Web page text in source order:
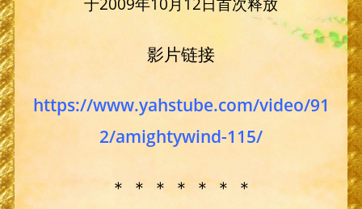
影片链接
https://www.yahstube.com/video/91
2/amightywind-115/
＊ ＊ ＊ ＊ ＊ ＊ ＊